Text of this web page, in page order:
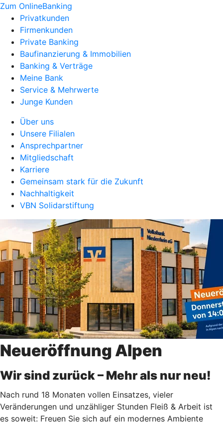
Zum OnlineBanking
Privatkunden
Firmenkunden
Private Banking
Baufinanzierung & Immobilien
Banking & Verträge
Meine Bank
Service & Mehrwerte
Junge Kunden
Über uns
Unsere Filialen
Ansprechpartner
Mitgliedschaft
Karriere
Gemeinsam stark für die Zukunft
Nachhaltigkeit
VBN Solidarstiftung
Neueröffnung Alpen
Wir sind zurück – Mehr als nur neu!
Nach rund 18 Monaten vollen Einsatzes, vieler
Veränderungen und unzähliger Stunden Fleiß & Arbeit ist
es soweit: Freuen Sie sich auf ein modernes Ambiente